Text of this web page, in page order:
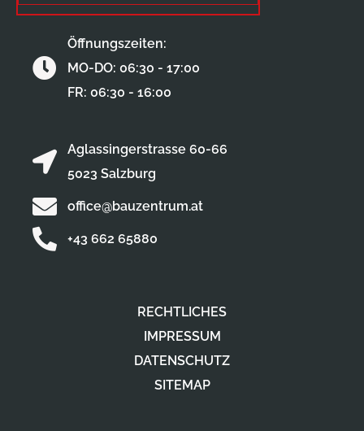
RECHTLICHES
IMPRESSUM
DATENSCHUTZ
SITEMAP
Aglassingerstrasse 60-66
5023 Salzburg
office@bauzentrum.at
+43 662 65880
Öffnungszeiten:
MO-DO: 06:30 - 17:00
FR: 06:30 - 16:00